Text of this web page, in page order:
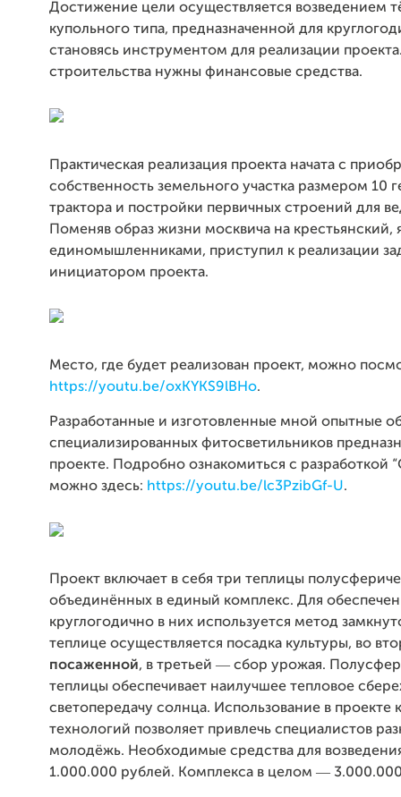
Достижение цели осуществляется возведением
купольного типа, предназначенной для
становясь инструментом для реализации
строительства нужны финансовые средства.
Практическая реализация проекта начата с
собственность земельного участка размером 10
трактора и постройки первичных строений для
Поменяв образ жизни москвича на
единомышленниками, приступил к реализации
инициатором проекта.
Место, где будет реализован проект, можно
https://youtu.be/oxKYKS9lBHo.
Разработанные и изготовленные мной опытные
специализированных фитосветильников
проекте. Подробно ознакомиться с разработкой
можно здесь: https://youtu.be/lc3PzibGf-U.
Проект включает в себя три теплицы
объединённых в единый комплекс. Для
круглогодично в них используется метод
теплице осуществляется посадка культуры, во
посаженной, в третьей ― сбор урожая.
теплицы обеспечивает наилучшее тепловое
светопередачу солнца. Использование в проекте
технологий позволяет привлечь специалистов
молодёжь. Необходимые средства для
1.000.000 рублей. Комплекса в целом ―